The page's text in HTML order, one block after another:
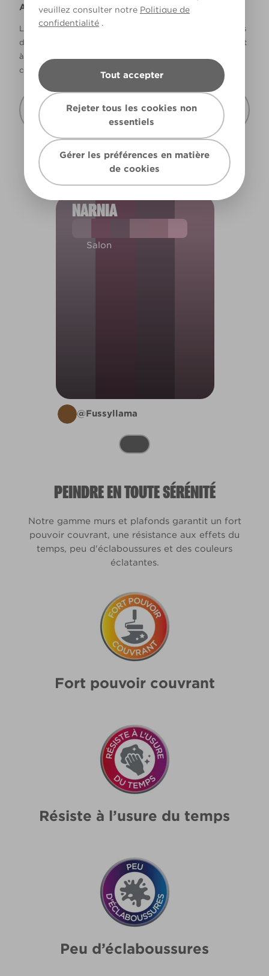
veuillez consulter notre Politique de
confidentialité .
Tout accepter
Rejeter tous les cookies non
essentiels
Gérer les préférences en matière
de cookies
Avertissement
La façon dont les couleurs s’affichent varie selon les écrans
d’ordinateur et les imprimantes. Les couleurs qui s’affichent
à l’écran et les couleurs imprimées peuvent ne pas
correspondre à la couleur réelle de la peinture.
Recevoir cette carte de couleur à mon
domicile
NARNIA
Salon
@Fussyllama
PEINDRE EN TOUTE SÉRÉNITÉ
Notre gamme murs et plafonds garantit un fort
pouvoir couvrant, une résistance aux effets du
temps, peu d'éclaboussures et des couleurs
éclatantes.
Fort pouvoir couvrant
Résiste à l’usure du temps
Peu d’éclaboussures